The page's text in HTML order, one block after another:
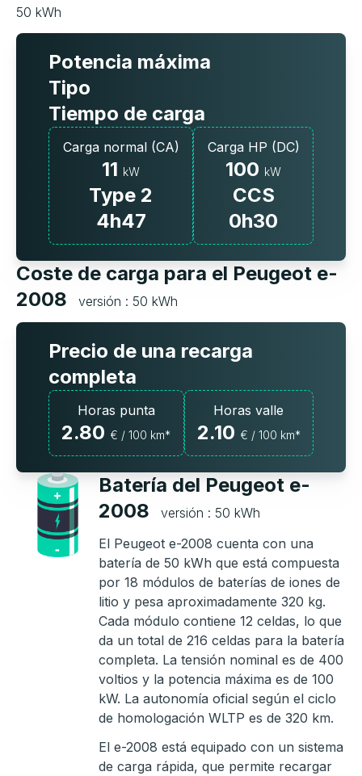
50 kWh
Potencia máxima
Tipo
Tiempo de carga
Carga normal (CA)
11 kW
Type 2
4h47
Carga HP (DC)
100 kW
CCS
0h30
Coste de carga para el Peugeot e-
2008
versión : 50 kWh
Precio de una recarga
completa
Horas punta
2.80 € / 100 km*
Horas valle
2.10 € / 100 km*
Batería del Peugeot e-
2008
versión : 50 kWh
El Peugeot e-2008 cuenta con una
batería de 50 kWh que está compuesta
por 18 módulos de baterías de iones de
litio y pesa aproximadamente 320 kg.
Cada módulo contiene 12 celdas, lo que
da un total de 216 celdas para la batería
completa. La tensión nominal es de 400
voltios y la potencia máxima es de 100
kW. La autonomía oficial según el ciclo
de homologación WLTP es de 320 km.
El e-2008 está equipado con un sistema
de carga rápida, que permite recargar